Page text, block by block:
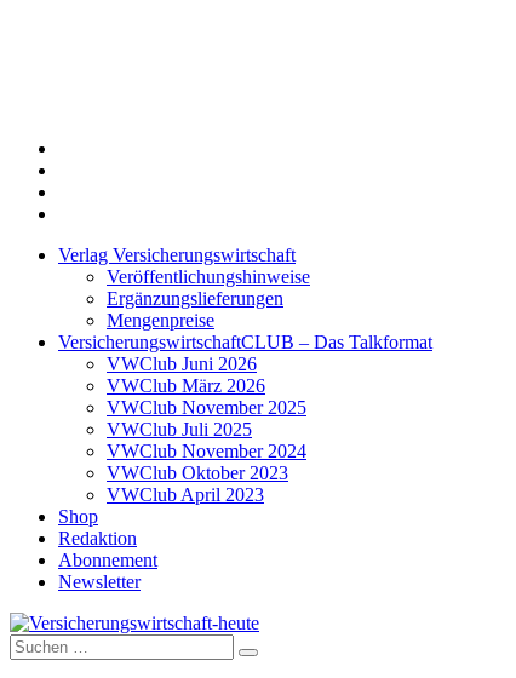
Verlag Versicherungswirtschaft
Veröffentlichungshinweise
Ergänzungslieferungen
Mengenpreise
VersicherungswirtschaftCLUB – Das Talkformat
VWClub Juni 2026
VWClub März 2026
VWClub November 2025
VWClub Juli 2025
VWClub November 2024
VWClub Oktober 2023
VWClub April 2023
Shop
Redaktion
Abonnement
Newsletter
Versicherungswirtschaft-heute
Suche
nach: